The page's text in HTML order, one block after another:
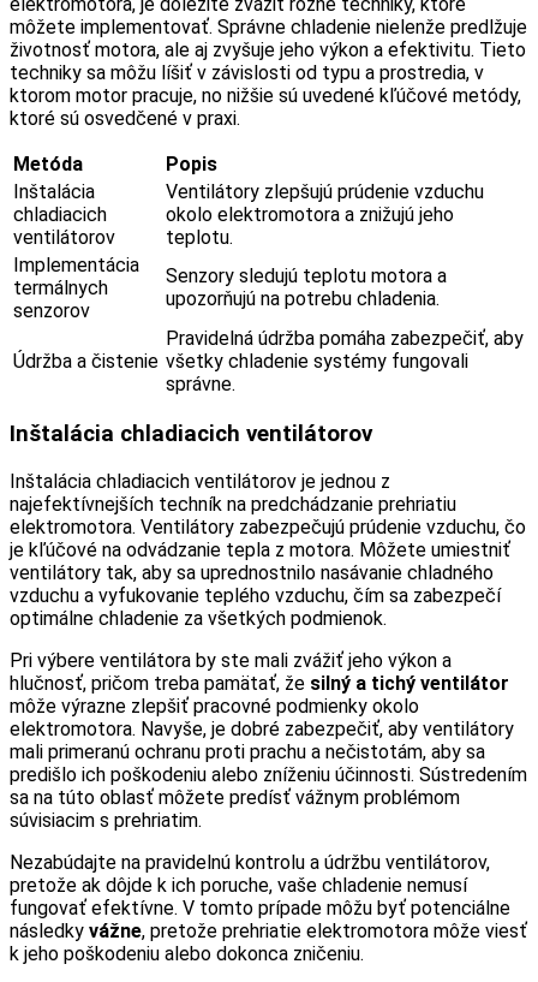
môžete implementovať. Správne chladenie nielenže predlžuje
životnosť motora, ale aj zvyšuje jeho výkon a efektivitu. Tieto
techniky sa môžu líšiť v závislosti od typu a prostredia, v
ktorom motor pracuje, no nižšie sú uvedené kľúčové metódy,
ktoré sú osvedčené v praxi.
Metóda
Popis
Inštalácia
chladiacich
ventilátorov
Ventilátory zlepšujú prúdenie vzduchu
okolo elektromotora a znižujú jeho
teplotu.
Implementácia
termálnych
senzorov
Senzory sledujú teplotu motora a
upozorňujú na potrebu chladenia.
Údržba a čistenie
Pravidelná údržba pomáha zabezpečiť, aby
všetky chladenie systémy fungovali
správne.
Inštalácia chladiacich ventilátorov
Inštalácia chladiacich ventilátorov je jednou z
najefektívnejších techník na predchádzanie prehriatiu
elektromotora. Ventilátory zabezpečujú prúdenie vzduchu, čo
je kľúčové na odvádzanie tepla z motora. Môžete umiestniť
ventilátory tak, aby sa uprednostnilo nasávanie chladného
vzduchu a vyfukovanie teplého vzduchu, čím sa zabezpečí
optimálne chladenie za všetkých podmienok.
Pri výbere ventilátora by ste mali zvážiť jeho výkon a
hlučnosť, pričom treba pamätať, že silný a tichý ventilátor
môže výrazne zlepšiť pracovné podmienky okolo
elektromotora. Navyše, je dobré zabezpečiť, aby ventilátory
mali primeranú ochranu proti prachu a nečistotám, aby sa
predišlo ich poškodeniu alebo zníženiu účinnosti. Sústredením
sa na túto oblasť môžete predísť vážnym problémom
súvisiacim s prehriatim.
Nezabúdajte na pravidelnú kontrolu a údržbu ventilátorov,
pretože ak dôjde k ich poruche, vaše chladenie nemusí
fungovať efektívne. V tomto prípade môžu byť potenciálne
následky vážne, pretože prehriatie elektromotora môže viesť
k jeho poškodeniu alebo dokonca zničeniu.